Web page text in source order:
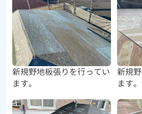
新規野地板張りを行ってい
ます。
新規
ます。